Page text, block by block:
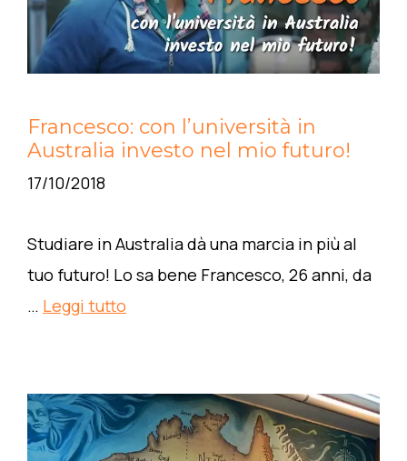
Francesco: con l’università in
Australia investo nel mio futuro!
17/10/2018
Studiare in Australia dà una marcia in più al
tuo futuro! Lo sa bene Francesco, 26 anni, da
… Leggi tutto